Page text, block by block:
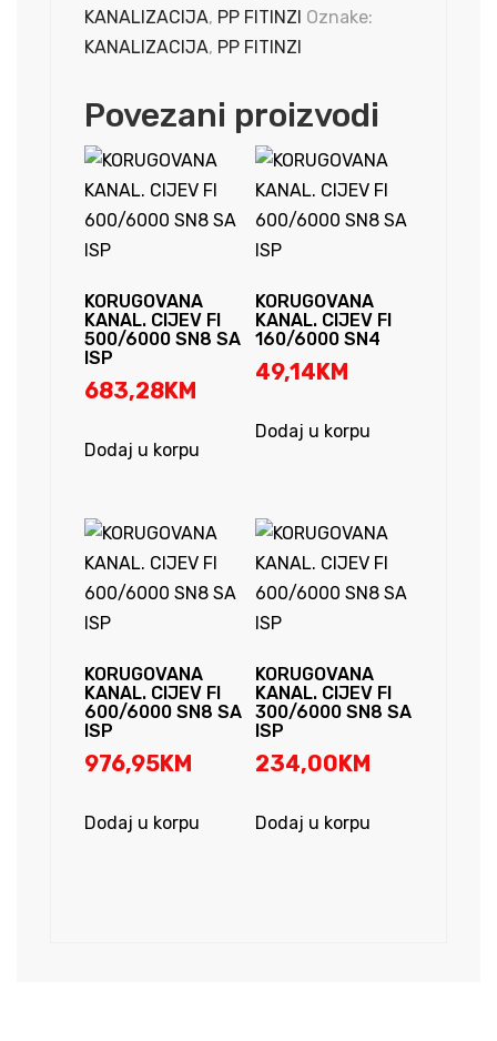
110
V
250
250)
SIVA
-
P
KANALIZACIJA, PP FITINZI Oznake:
KANALIZACIJA, PP FITINZI
Povezani proizvodi
KORUGOVANA
KANAL. CIJEV FI
500/6000 SN8 SA
ISP
683,28KM
Dodaj u korpu
KORUGOVANA
KANAL. CIJEV FI
160/6000 SN4
49,14KM
Dodaj u korpu
KORUGOVANA
KANAL. CIJEV FI
600/6000 SN8 SA
ISP
976,95KM
Dodaj u korpu
KORUGOVANA
KANAL. CIJEV FI
300/6000 SN8 SA
ISP
234,00KM
Dodaj u korpu